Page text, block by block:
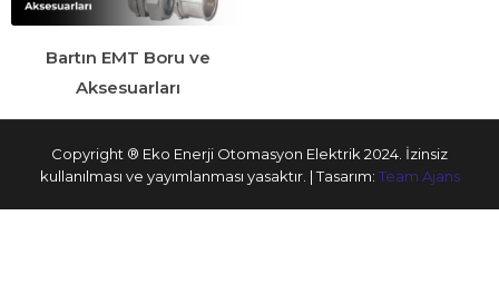
Bartın EMT Boru ve
Aksesuarları
Copyright ® Eko Enerji Otomasyon Elektrik 2024. İzinsiz
kullanılması ve yayımlanması yasaktır. | Tasarım: Team Ajans